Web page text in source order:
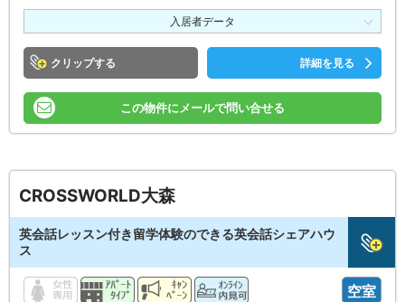
入居者データ
クリップ 詳細を見る
この物件にメールで問い合せる
CROSSWORLD大森
英会話レッスン付き留学体験のできる英会話シェアハウ
ス
空室